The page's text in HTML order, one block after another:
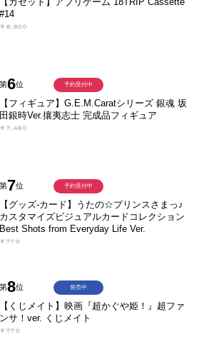
#14
￥8,800
第6位
【フィギュア】G.E.M.Caratシリーズ 銀魂 坂
田銀時Ver.攘夷志士 完成品フィギュア
￥7,480
予約受付中
第7位
【グッズ-カード】うたの☆プリンスさまっ♪
カスタマイズビジュアルカードコレクション
Best Shots from Everyday Life Ver.
￥770
予約受付中
第8位
【くじメイト】映画『超かぐや姫！』超ファ
ンサ！ver. くじメイト
￥770
発売中